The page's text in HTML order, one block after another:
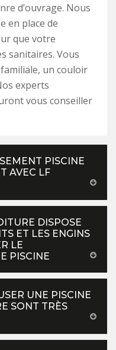
d’ouvrage. Nous
en place de
que votre
sanitaires. Vous
un couloir
experts
vous conseiller
PISCINE
AVEC LF
DISPOSE
ET LES ENGINS
LE
PISCINE
UNE PISCINE
SONT TRÈS